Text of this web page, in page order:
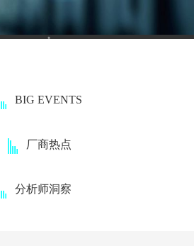
BIG EVENTS
厂商热点
分析师洞察